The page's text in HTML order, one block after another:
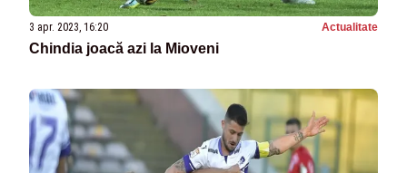
3 apr. 2023, 16:20 Actualitate
Chindia joacă azi la Mioveni